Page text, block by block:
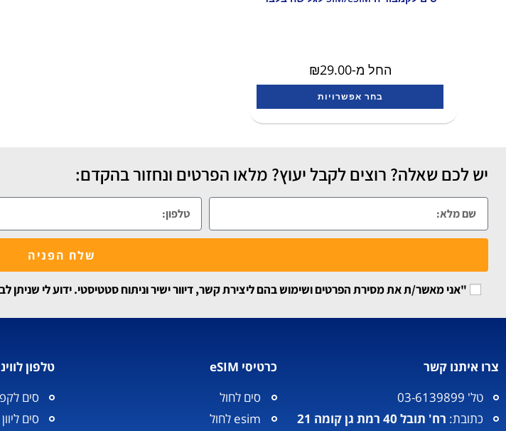
החל מ- ₪29.00
בחר אפשרויות
יש לכם שאלה? רוצים לקבל יעוץ? מלאו הפרטים ונחזור בהקדם:
"אני מאשר/ת את מסירת הפרטים ושימוש בהם ליצירת קשר, דיוור ישיר וניתוח סטטיסטי. ידוע לי
שלח הפניה
צרו איתנו קשר
טל' 03-6139899
כתובת: רח' תובל 40 רמת גן קומה 21
כרטיסי eSIM
סים לחול
esim לחול
טלפון
סים
סים ליוון